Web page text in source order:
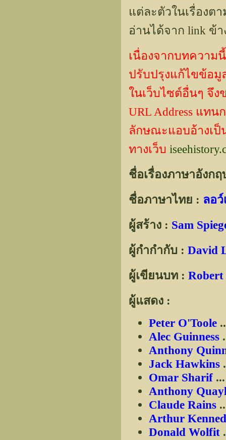
แต่ละตัวในเรื่องต
อ่านได้จาก link ข้
เนื่องจากบทความ
ปรับปรุงแก้ไขข้อมู
ในเว็บไซต์อื่นๆ จึง
URL Address แท
ลักษณะแอบอ้างเป็
ทางเว็บ
ชื่อเรื่องภาษาอังก
ชื่อภาษาไทย : ลอว์
ผู้สร้าง : Sam
ผู้กำกำกับ : David
ผู้เขียนบท :
ผู้แสดง :
Peter O'Toole
Alec Guinness
Anthony
Jack Hawkins
Omar Sharif
Anthony
Claude Rains
Arthur
Donald Wolfit